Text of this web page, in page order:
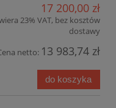
17 200,00 zł
23% VAT, bez kosztów
dostawy
netto: 13 983,74 zł
do koszyka